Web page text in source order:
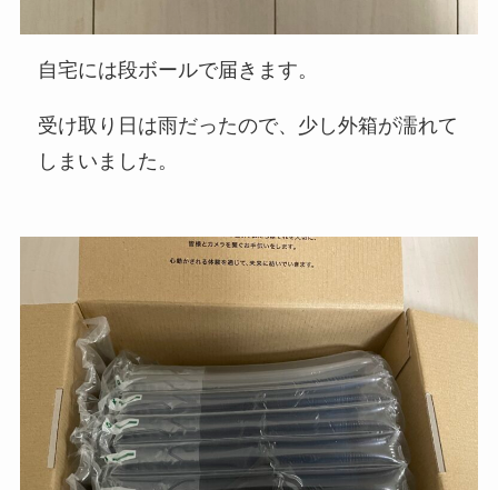
自宅には段ボールで届きます。
受け取り日は雨だったので、少し外箱が濡れて
しまいました。